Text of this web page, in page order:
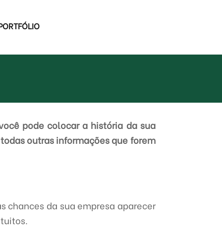
pode colocar a história da sua
outras informações que forem
da sua empresa aparecer